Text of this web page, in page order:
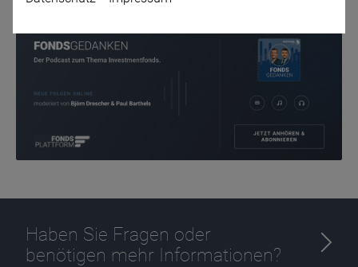
Haben Sie Fragen oder
benötigen mehr Informationen?
Name
CPref
Ablauf
1 Jahr